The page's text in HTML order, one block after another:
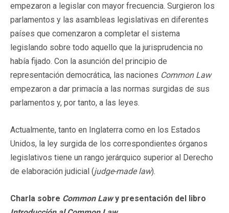
empezaron a legislar con mayor frecuencia. Surgieron los
parlamentos y las asambleas legislativas en diferentes
países que comenzaron a completar el sistema
legislando sobre todo aquello que la jurisprudencia no
había fijado. Con la asunción del principio de
representación democrática, las naciones Common Law
empezaron a dar primacía a las normas surgidas de sus
parlamentos y, por tanto, a las leyes.
Actualmente, tanto en Inglaterra como en los Estados
Unidos, la ley surgida de los correspondientes órganos
legislativos tiene un rango jerárquico superior al Derecho
de elaboración judicial (judge-made law).
Charla sobre Common Lawy presentación del libro